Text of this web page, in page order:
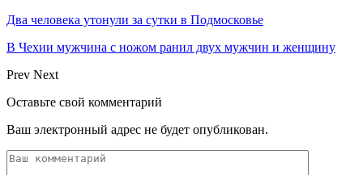
Два человека утонули за сутки в Подмосковье
В Чехии мужчина с ножом ранил двух мужчин и женщину
Prev Next
Оставьте свой комментарий
Ваш электронный адрес не будет опубликован.